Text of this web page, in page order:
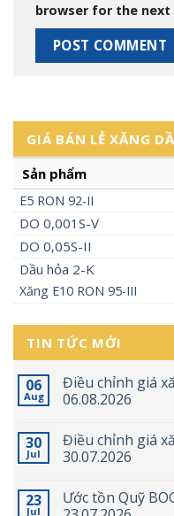
GIÁ BÁN LẺ XĂNG
Sản phẩm
E5 RON 92-II
DO 0,001S-V
DO 0,05S-II
Dầu hỏa 2-K
Xăng E10 RON 95-III
TIN TỨC MỚI
06
Aug
Điều chỉnh giá
06.08.2026
30
Jul
Điều chỉnh giá
30.07.2026
23
Jul
Ước tồn Quỹ
browser for the